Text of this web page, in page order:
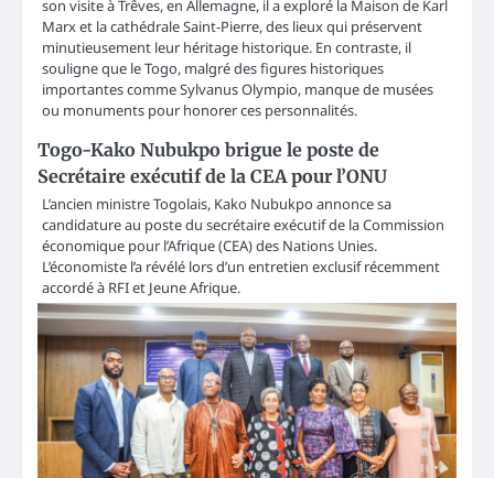
son visite à Trêves, en Allemagne, il a exploré la Maison de Karl
Marx et la cathédrale Saint-Pierre, des lieux qui préservent
minutieusement leur héritage historique. En contraste, il
souligne que le Togo, malgré des figures historiques
importantes comme Sylvanus Olympio, manque de musées
ou monuments pour honorer ces personnalités.
Togo-Kako Nubukpo brigue le poste de
Secrétaire exécutif de la CEA pour l’ONU
L’ancien ministre Togolais, Kako Nubukpo annonce sa
candidature au poste du secrétaire exécutif de la Commission
économique pour l’Afrique (CEA) des Nations Unies.
L’économiste l’a révélé lors d’un entretien exclusif récemment
accordé à RFI et Jeune Afrique.